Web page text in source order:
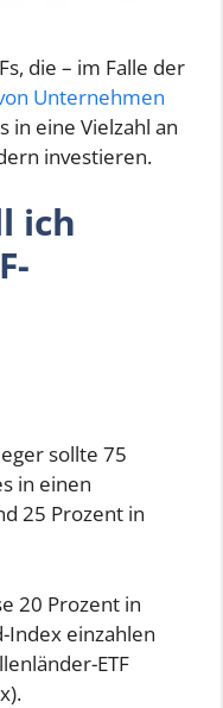
die – im Falle der
Unternehmen
in eine Vielzahl an
investieren.
ich
sollte 75
in einen
25 Prozent in
20 Prozent in
Index einzahlen
ETF